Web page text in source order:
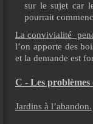
sur le sujet car
pourrait
La convivialité
l’on apporte des
et la demande est
C - Les problèmes
Jardins à l’abandon.